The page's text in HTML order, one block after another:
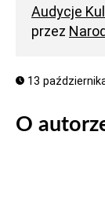
Audycje
przez
13
O